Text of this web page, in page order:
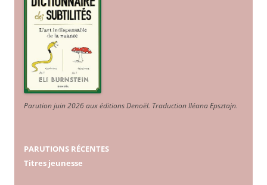
Parution juin 2026 aux éditions Denoël. Traduction Iléana Epsztajn.
PARUTIONS RÉCENTES
Titres jeunesse